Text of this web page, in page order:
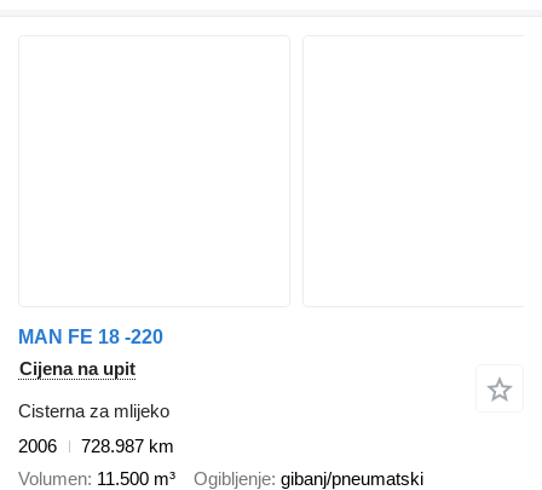
MAN FE 18 -220
Cijena na upit
Cisterna za mlijeko
2006
728.987 km
Volumen 11.500 m³ Ogibljenje gibanj/pneumatski